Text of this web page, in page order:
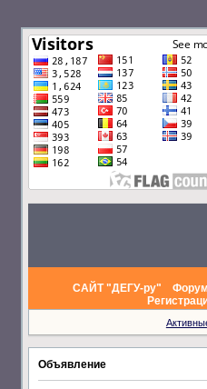
САЙТ "ДЕГУ-ру" Форум
Объявление